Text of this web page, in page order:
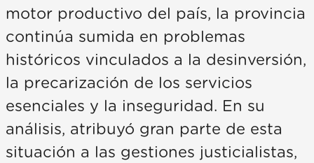
motor productivo del país, la provincia
continúa sumida en problemas
históricos vinculados a la desinversión,
la precarización de los servicios
esenciales y la inseguridad. En su
análisis, atribuyó gran parte de esta
situación a las gestiones justicialistas,